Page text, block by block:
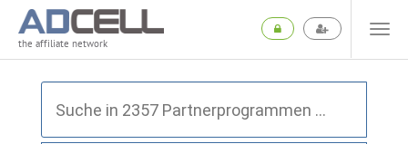
the affiliate network